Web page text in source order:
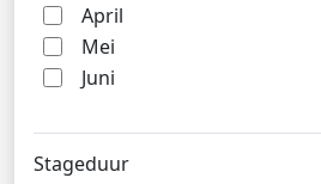
April
Mei
Juni
Stageduur